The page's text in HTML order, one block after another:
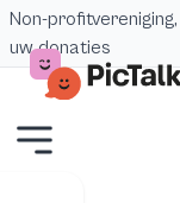
Non-
uw donaties